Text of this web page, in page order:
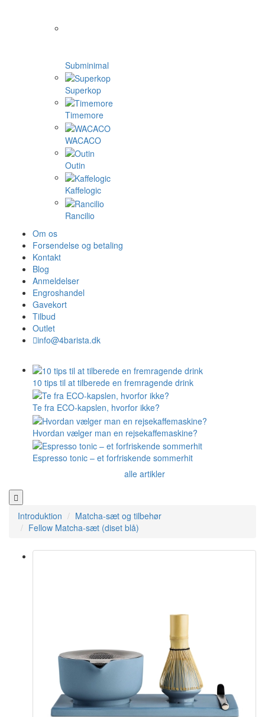
Subminimal
Superkop
Timemore
WACACO
Outin
Kaffelogic
Rancilio
Om os
Forsendelse og betaling
Kontakt
Blog
Anmeldelser
Engroshandel
Gavekort
Tilbud
Outlet
info@4barista.dk
10 tips til at tilberede en fremragende drink
Te fra ECO-kapslen, hvorfor ikke?
Hvordan vælger man en rejsekaffemaskine?
Espresso tonic – et forfriskende sommerhit
alle artikler
Introduktion
Matcha-sæt og tilbehør
Fellow Matcha-sæt (diset blå)